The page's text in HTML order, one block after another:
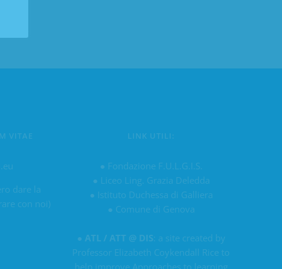
VITAE
dare la
con noi)
LINK UTILI:
● Fondazione F.U.L.G.I.S.
● Liceo Ling. Grazia Deledda
● Istituto Duchessa di Galliera
● Comune di Genova
● ATL / ATT @ DIS : a site created by
Professor Elizabeth Coykendall Rice to
help improve Approaches to learning